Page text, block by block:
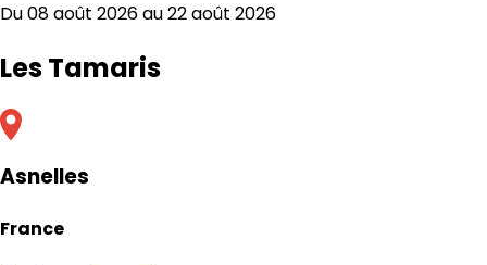
Du 08 août 2026 au 22 août 2026
Les Tamaris
Asnelles
France